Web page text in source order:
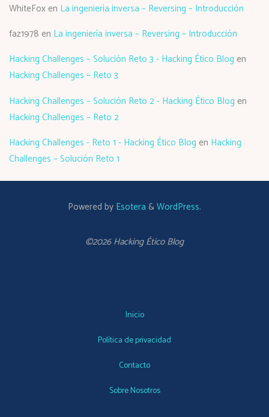
WhiteFox en La ingeniería inversa – Reversing – Introducción
faz1978 en La ingeniería inversa – Reversing – Introducción
Hacking Challenges – Solución Reto 3 - Hacking Ético Blog en
Hacking Challenges – Reto 3
Hacking Challenges – Solución Reto 2 - Hacking Ético Blog en
Hacking Challenges – Reto 2
Hacking Challenges - Reto 1 - Hacking Ético Blog en Hacking
Challenges – Solución Reto 1
Powered by Esotera &WordPress.
©2026 Hacking Ético Blog
Inicio
Política de privacidad
Contacto
Sobre Nosotros